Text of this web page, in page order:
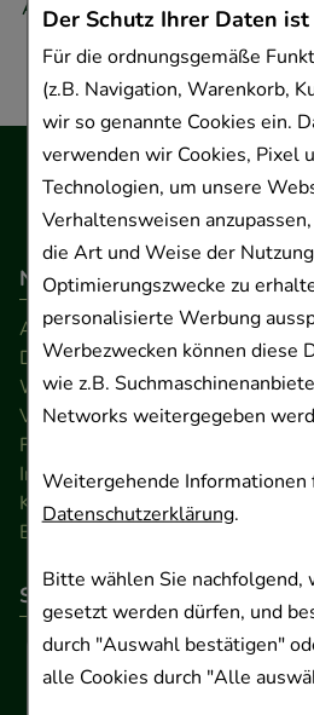
Der Schutz Ihrer Daten
Für die ordnungsgemäße
(z.B. Navigation, Warenkorb,
wir so genannte Cookies ein.
verwenden wir Cookies, Pixel
Technologien, um unsere
Verhaltensweisen
die Art und Weise der
Optimierungszwecke zu
personalisierte Werbung
Werbezwecken können diese
wie z.B.
Networks weitergegeben
Weitergehende Informationen
Datenschutzerklärung.
Bitte wählen Sie nachfolgend,
gesetzt werden dürfen, und
durch "Auswahl bestätigen"
alle Cookies durch "Alle
Adresse.
Navigation
AGB
Datenschutz
Widerrufsrecht
Versandkosten
FAQ
Impressum
Kontakt
Barrierefreiheitserklärung
So können Sie bezahlen